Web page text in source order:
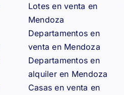
Lotes en venta en
Mendoza
Departamentos en
venta en Mendoza
Departamentos en
alquiler en Mendoza
Casas en venta en